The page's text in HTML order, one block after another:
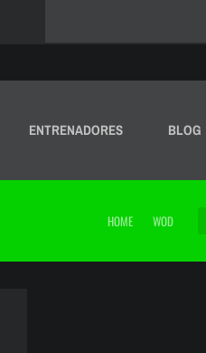
ENTRENADORES BLOG
HOME WOD